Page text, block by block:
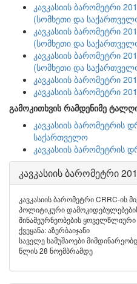
კავკასიის ბარომეტრი
(სომხეთი და
კავკასიის ბარომეტრი
(სომხეთი და
კავკასიის ბარომეტრი
(სომხეთი და
კავკასიის ბარომეტრი
კავკასიის ბარომეტრი
გამოკითხვის რამდენიმე
კავკასიის ბარომეტრის
საქართველო
კავკასიის ბარომეტრის
კავკასიის ბარომეტრი
კავკასიის ბარომეტრი CRRC-ის
პოლიტიკური
შინამეურნეობების
ქვეყანა: აზერბაიჯანი
საველე სამუშაოები
წლის 28 ნოემბრამდე